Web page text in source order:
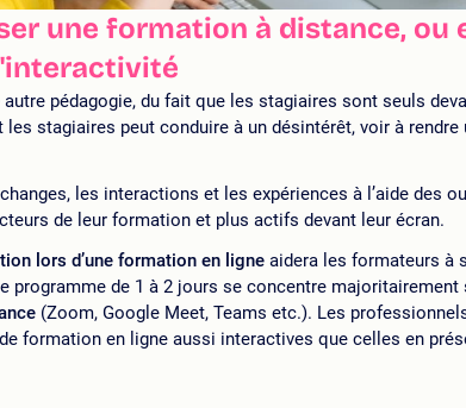
une formation à distance, ou
pédagogie, du fait que les stagiaires sont seuls
les stagiaires peut conduire à un désintérêt, voir à
les interactions et les expériences à l’aide des
de leur formation et plus actifs devant leur écran.
lors d’une formation en ligne aidera les formateurs à
programme de 1 à 2 jours se concentre majoritairement
(Zoom, Google Meet, Teams etc.). Les
formation en ligne aussi interactives que celles en